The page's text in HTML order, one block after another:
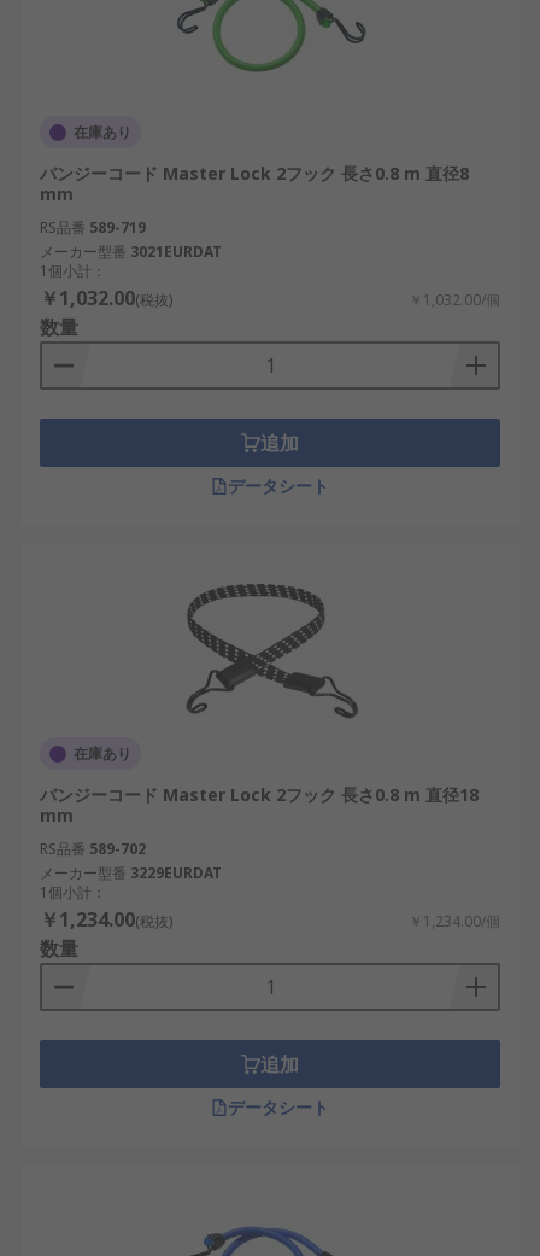
在庫あり
バンジーコード Master Lock 2フック 長さ0.8 m 直径8
mm
RS品番 589-719
メーカー型番 3021EURDAT
1個小計：
￥1,032.00(税抜) ￥1,032.00/個
数量
追加
データシート
在庫あり
バンジーコード Master Lock 2フック 長さ0.8 m 直径18
mm
RS品番 589-702
メーカー型番 3229EURDAT
1個小計：
￥1,234.00(税抜) ￥1,234.00/個
数量
追加
データシート